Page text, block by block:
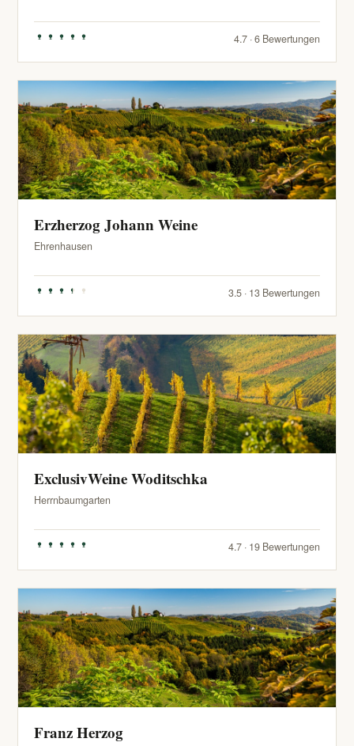
4.7 · 6 Bewertungen
Erzherzog Johann Weine
Ehrenhausen
3.5 · 13 Bewertungen
ExclusivWeine Woditschka
Herrnbaumgarten
4.7 · 19 Bewertungen
Franz Herzog